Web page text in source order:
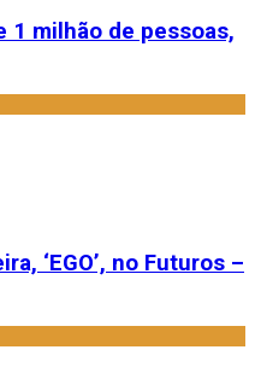
1 milhão de pessoas,
‘EGO’, no Futuros –